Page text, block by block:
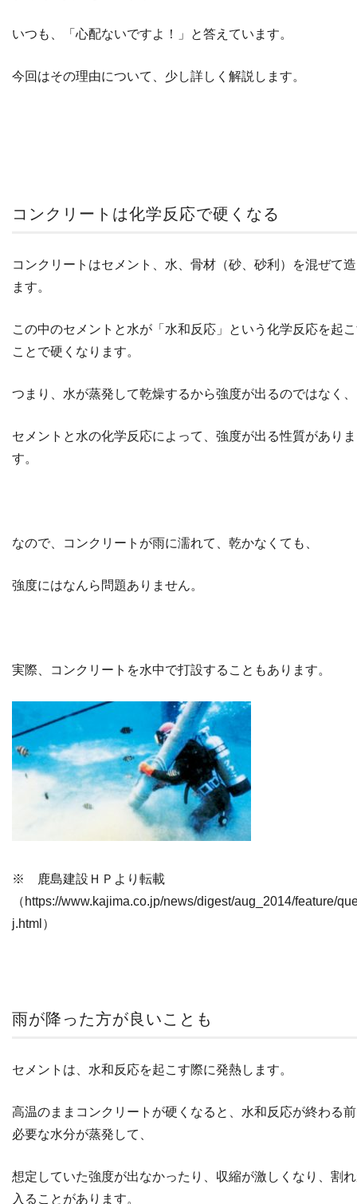
いつも、「心配ないですよ！」と答えています。
今回はその理由について、少し詳しく解説します。
コンクリートは化学反応で硬くなる
コンクリートはセメント、水、骨材（砂、砂利）を混ぜて
ます。
この中のセメントと水が「水和反応」という化学反応を起
ことで硬くなります。
つまり、水が蒸発して乾燥するから強度が出るのではなく、
セメントと水の化学反応によって、強度が出る性質がありま
す。
なので、コンクリートが雨に濡れて、乾かなくても、
強度にはなんら問題ありません。
実際、コンクリートを水中で打設することもあります。
※ 鹿島建設ＨＰより転載
（https://www.kajima.co.jp/news/digest/aug_2014/feature/
j.html）
雨が降った方が良いことも
セメントは、水和反応を起こす際に発熱します。
高温のままコンクリートが硬くなると、水和反応が終わる
必要な水分が蒸発して、
想定していた強度が出なかったり、収縮が激しくなり、割
入ることがあります。